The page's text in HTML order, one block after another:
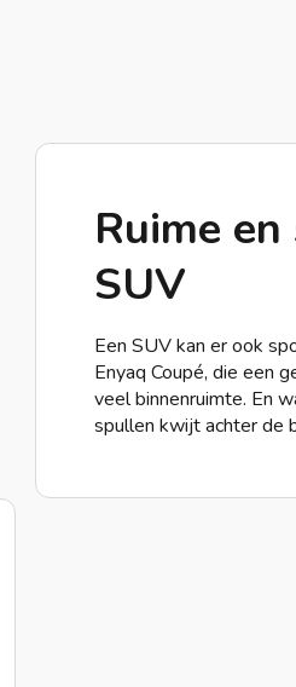
Ruime
SUV
Een SUV kan er ook
Enyaq Coupé, die een
veel binnenruimte. En
spullen kwijt achter de